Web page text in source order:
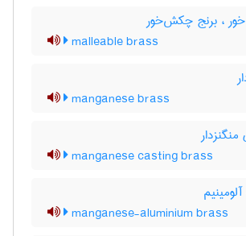
، برنج چکش‌خور
malleable brass
manganese brass
manganese casting brass
manganese-aluminium brass